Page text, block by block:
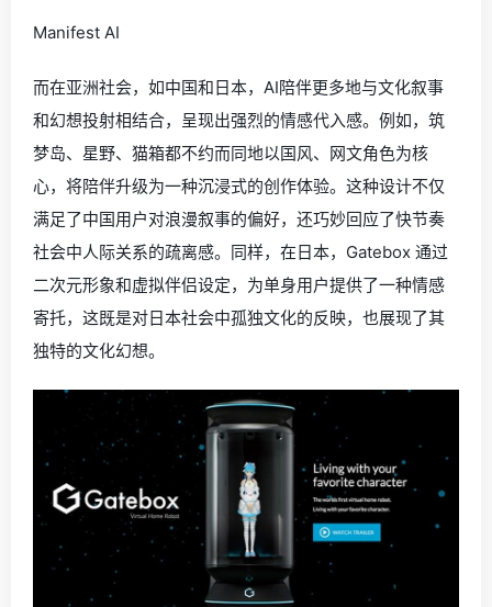
Manifest AI
而在亚洲社会，如中国和日本，AI陪伴更多地与文化叙事
和幻想投射相结合，呈现出强烈的情感代入感。例如，筑
梦岛、星野、猫箱都不约而同地以国风、网文角色为核
心，将陪伴升级为一种沉浸式的创作体验。这种设计不仅
满足了中国用户对浪漫叙事的偏好，还巧妙回应了快节奏
社会中人际关系的疏离感。同样，在日本，Gatebox 通过
二次元形象和虚拟伴侣设定，为单身用户提供了一种情感
寄托，这既是对日本社会中孤独文化的反映，也展现了其
独特的文化幻想。